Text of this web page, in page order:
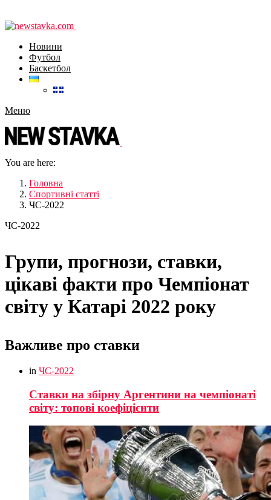
Новини
Футбол
Баскетбол
Меню
You are here:
Головна
Спортивні статті
ЧС-2022
ЧС-2022
Групи, прогнози, ставки,
цікаві факти про Чемпіонат
світу у Катарі 2022 року
Важливе про ставки
in ЧС-2022
Ставки на збірну Аргентини на чемпіонаті
світу: топові коефіцієнти